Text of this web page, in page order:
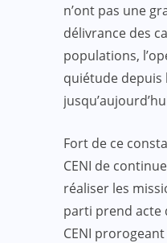
n’ont pas une
délivrance des
populations,
quiétude depuis
Fort de ce
CENI de
réaliser les
parti prend acte
CENI